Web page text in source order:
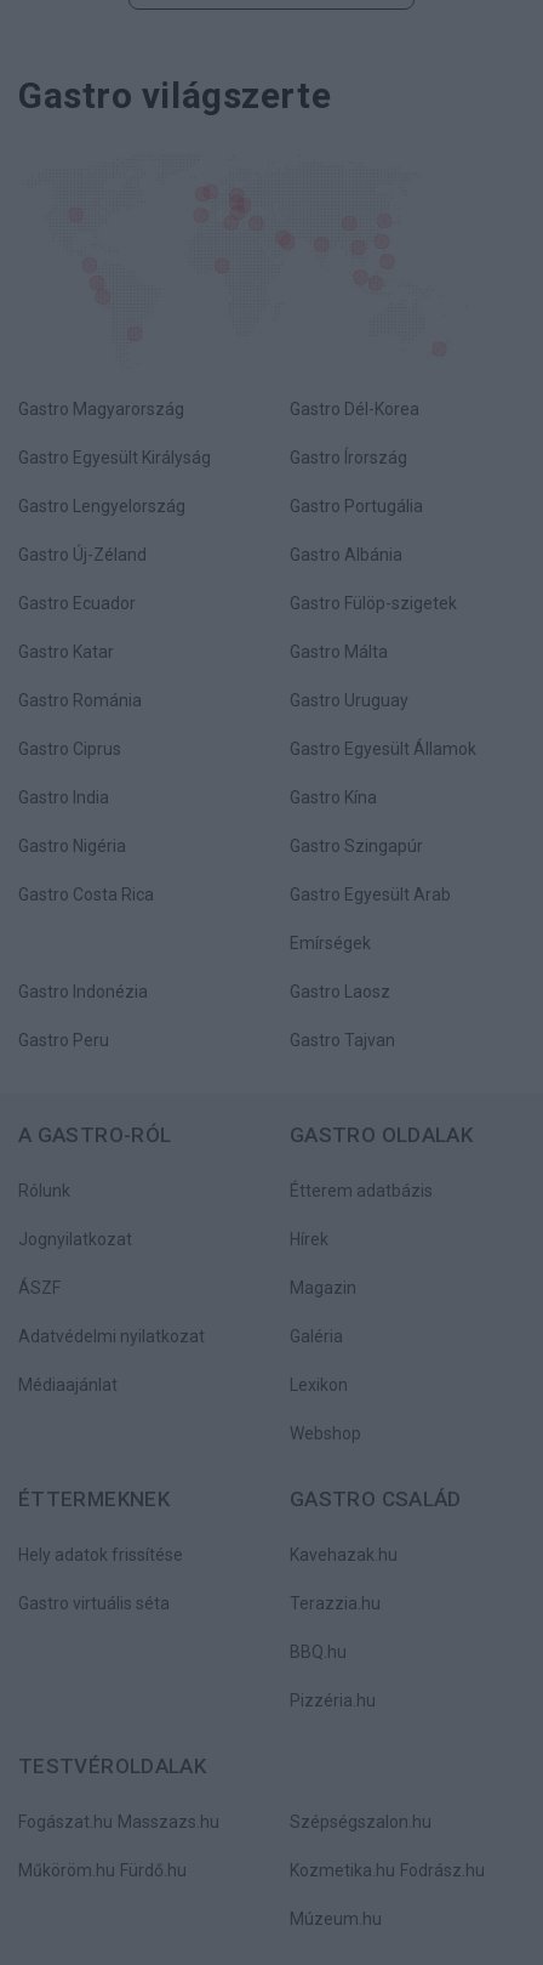
Gastro világszerte
Gastro Magyarország Gastro Dél-Korea
Gastro Egyesült Királyság Gastro Írország
Gastro Lengyelország Gastro Portugália
Gastro Új-Zéland Gastro Albánia
Gastro Ecuador Gastro Fülöp-szigetek
Gastro Katar Gastro Málta
Gastro Románia Gastro Uruguay
Gastro Ciprus Gastro Egyesült Államok
Gastro India Gastro Kína
Gastro Nigéria Gastro Szingapúr
Gastro Costa Rica Gastro Egyesült Arab
Emírségek
Gastro Indonézia Gastro Laosz
Gastro Peru Gastro Tajvan
A GASTRO-RÓL
Rólunk
Jognyilatkozat
ÁSZF
Adatvédelmi nyilatkozat
Médiaajánlat
GASTRO OLDALAK
Étterem adatbázis
Hírek
Magazin
Galéria
Lexikon
Webshop
ÉTTERMEKNEK
Hely adatok frissítése
Gastro virtuális séta
GASTRO CSALÁD
Kavehazak.hu
Terazzia.hu
BBQ.hu
Pizzéria.hu
TESTVÉROLDALAK
Fogászat.hu Masszazs.hu
Műköröm.hu Fürdő.hu
Szépségszalon.hu
Kozmetika.hu Fodrász.hu
Múzeum.hu